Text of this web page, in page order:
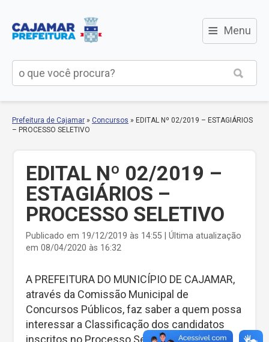
≡ Menu
Prefeitura de Cajamar » Concursos » EDITAL Nº 02/2019 – ESTAGIÁRIOS
– PROCESSO SELETIVO
EDITAL Nº 02/2019 –
ESTAGIÁRIOS –
PROCESSO SELETIVO
Publicado em 19/12/2019 às 14:55 | Última atualização
em 08/04/2020 às 16:32
A PREFEITURA DO MUNICÍPIO DE CAJAMAR,
através da Comissão Municipal de
Concursos Públicos, faz saber a quem possa
interessar a Classificação dos candidatos
inscritos no Processo Seletivo nº 02/2.019,